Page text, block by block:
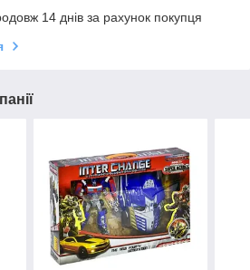
14 днів за рахунок покупця